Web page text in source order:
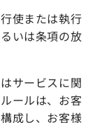
使または執行
いは条項の放
サービスに関
ールは、お客
成し、お客様